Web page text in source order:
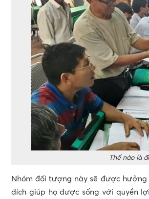
Thế nào là
Nhóm đối tượng này sẽ được
đích giúp họ được sống với quyền